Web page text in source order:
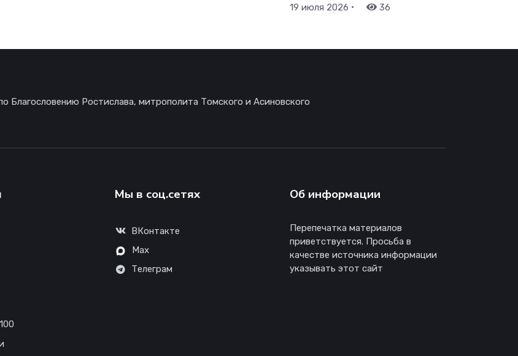
19 июля 2026 • 36
Благословению Ростислава, митрополита Томского и Асиновского
Мы в соц.сетях
ВКонтакте
Max
Телеграм
Об информации
Перепечатка материалов
приветствуется. Просьба в
качестве источника информации
указывать этот сайт